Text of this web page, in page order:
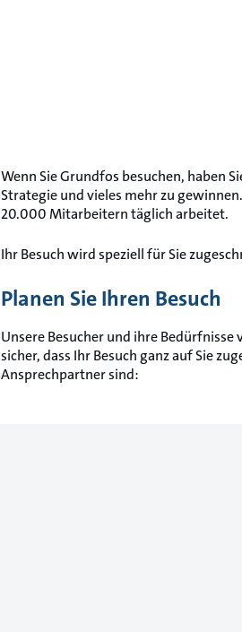
Wenn Sie Grundfos besuchen, haben
Strategie und vieles mehr zu
20.000 Mitarbeitern täglich arbeitet.
Ihr Besuch wird speziell für Sie
Planen Sie Ihren Besuch
Unsere Besucher und ihre
sicher, dass Ihr Besuch ganz auf Sie
Ansprechpartner sind: